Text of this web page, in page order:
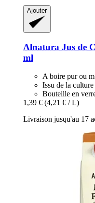
Ajouter
Alnatura Jus de
ml
A boire pur ou
Issu de la
Bouteille en
1,39 € (4,21 € / L)
Livraison jusqu'au 17